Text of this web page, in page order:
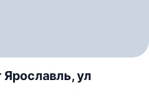
Ярославль, ул